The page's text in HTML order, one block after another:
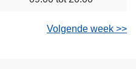
Volgende week >>